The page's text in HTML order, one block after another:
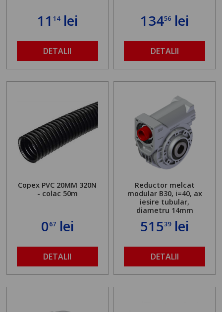
11 14lei
DETALII
13456 lei
DETALII
Copex PVC 20MM 320N
- colac 50m
067lei
DETALII
Reductor melcat
modular B30, i=40, ax
iesire tubular,
diametru 14mm
51539lei
DETALII